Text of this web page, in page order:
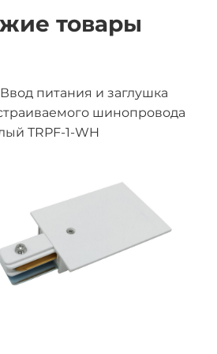
товары
питания и заглушка
шинопровода
TRPF-1-WH